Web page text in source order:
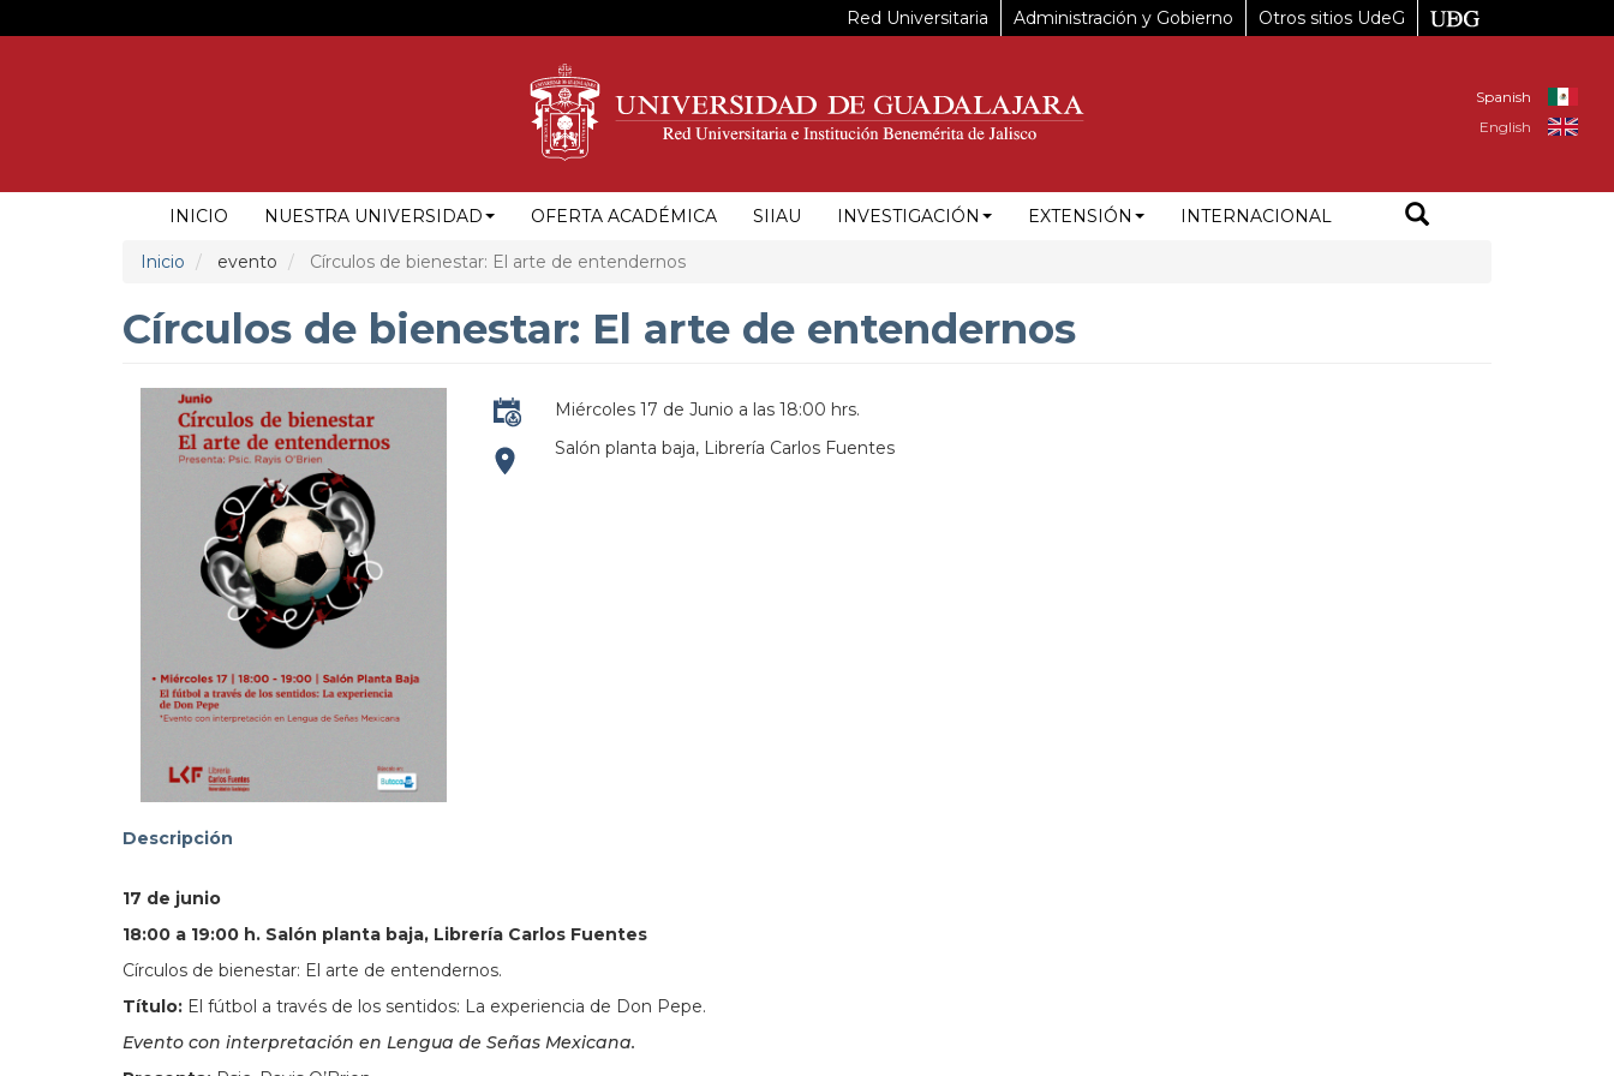
al
Red Universitaria Administración y Gobierno Otros sitios UdeG
Spanish
English
NAVEGACIÓN
PRINCIPAL
INICIO NUESTRA UNIVERSIDAD OFERTA ACADÉMICA SIIAU INVESTIGACIÓN EXTENSIÓN INTERNACIONAL
Inicio evento Círculos de bienestar: El arte de entendernos
Círculos de bienestar: El arte de entendernos
Miércoles 17 de Junio a las 18:00 hrs.
Salón planta baja, Librería Carlos Fuentes
Descripción
17 de junio
18:00 a 19:00 h. Salón planta baja, Librería Carlos Fuentes
Círculos de bienestar: El arte de entendernos.
Título: El fútbol a través de los sentidos: La experiencia de Don Pepe.
Evento con interpretación en Lengua de Señas Mexicana.